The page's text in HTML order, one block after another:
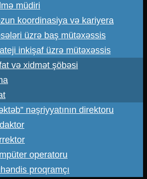
müdiri
koordinasiya və kariyera
üzrə baş mütəxəssis
inkişaf üzrə mütəxəssis
və xidmət şöbəsi
nəşriyyatının direktoru
operatoru
proqramçı